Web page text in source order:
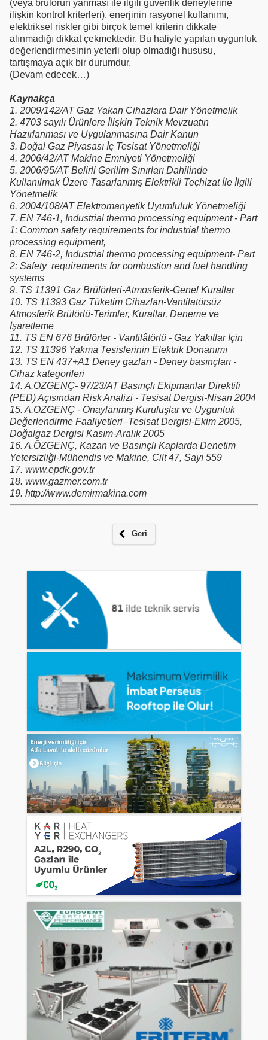
(veya brülörün yanması ile ilgili güvenlik deneylerine
ilişkin kontrol kriterleri), enerjinin rasyonel kullanımı,
elektriksel riskler gibi birçok temel kriterin dikkate
alınmadığı dikkat çekmektedir. Bu haliyle yapılan uygunluk
değerlendirmesinin yeterli olup olmadığı hususu,
tartışmaya açık bir durumdur.
(Devam edecek…)
Kaynakça
1. 2009/142/AT Gaz Yakan Cihazlara Dair Yönetmelik
2. 4703 sayılı Ürünlere İlişkin Teknik Mevzuatın
Hazırlanması ve Uygulanmasına Dair Kanun
3. Doğal Gaz Piyasası İç Tesisat Yönetmeliği
4. 2006/42/AT Makine Emniyeti Yönetmeliği
5. 2006/95/AT Belirli Gerilim Sınırları Dahilinde
Kullanılmak Üzere Tasarlanmış Elektrikli Teçhizat İle İlgili
Yönetmelik
6. 2004/108/AT Elektromanyetik Uyumluluk Yönetmeliği
7. EN 746-1, Industrial thermo processing equipment - Part
1: Common safety requirements for industrial thermo
processing equipment,
8. EN 746-2, Industrial thermo processing equipment- Part
2: Safety requirements for combustion and fuel handling
systems
9. TS 11391 Gaz Brülörleri-Atmosferik-Genel Kurallar
10. TS 11393 Gaz Tüketim Cihazları-Vantilatörsüz
Atmosferik Brülörlü-Terimler, Kurallar, Deneme ve
İşaretleme
11. TS EN 676 Brülörler - Vantilâtörlü - Gaz Yakıtlar İçin
12. TS 11396 Yakma Tesislerinin Elektrik Donanımı
13. TS EN 437+A1 Deney gazları - Deney basınçları -
Cihaz kategorileri
14. A.ÖZGENÇ- 97/23/AT Basınçlı Ekipmanlar Direktifi
(PED) Açısından Risk Analizi - Tesisat Dergisi-Nisan 2004
15. A.ÖZGENÇ - Onaylanmış Kuruluşlar ve Uygunluk
Değerlendirme Faaliyetleri–Tesisat Dergisi-Ekim 2005,
Doğalgaz Dergisi Kasım-Aralık 2005
16. A.ÖZGENÇ, Kazan ve Basınçlı Kaplarda Denetim
Yetersizliği-Mühendis ve Makine, Cilt 47, Sayı 559
17. www.epdk.gov.tr
18. www.gazmer.com.tr
19. http://www.demirmakina.com
Geri